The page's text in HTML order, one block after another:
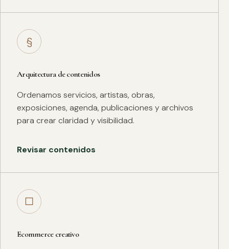
§
Arquitectura de contenidos
Ordenamos servicios, artistas, obras,
exposiciones, agenda, publicaciones y archivos
para crear claridad y visibilidad.
Revisar contenidos
□
Ecommerce creativo